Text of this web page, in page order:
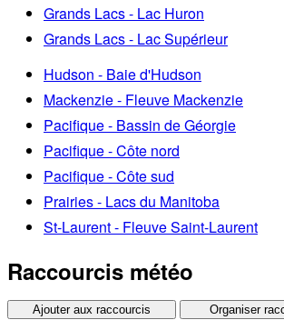
Grands Lacs - Lac Huron
Grands Lacs - Lac Supérieur
Hudson - Baie d'Hudson
Mackenzie - Fleuve Mackenzie
Pacifique - Bassin de Géorgie
Pacifique - Côte nord
Pacifique - Côte sud
Prairies - Lacs du Manitoba
St-Laurent - Fleuve Saint-Laurent
Raccourcis météo
Ajouter aux raccourcis Organiser